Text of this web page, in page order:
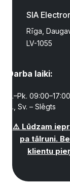
SIA
Rīga,
LV-1055
Darba laiki:
P.–Pk. 09:00–17:00
S., Sv. – Slēgts
⚠️ Lūdzam
pa tālruni.
klientu